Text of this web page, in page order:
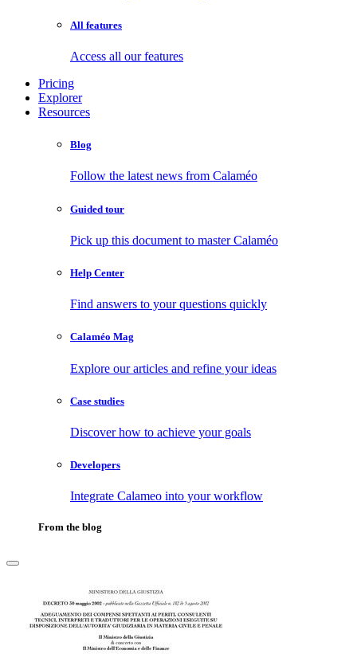
All features
Access all our features
Pricing
Explorer
Resources
Blog
Follow the latest news from Calaméo
Guided tour
Pick up this document to master Calaméo
Help Center
Find answers to your questions quickly
Calaméo Mag
Explore our articles and refine your ideas
Case studies
Discover how to achieve your goals
Developers
Integrate Calameo into your workflow
From the blog